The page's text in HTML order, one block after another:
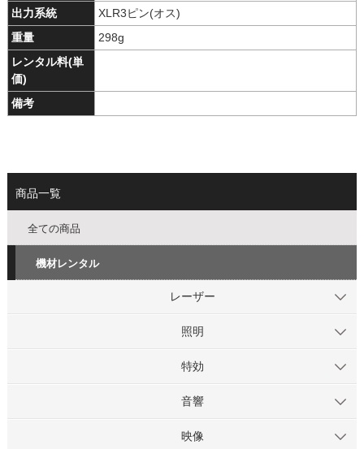
出力系統
XLR3ピン(オス)
重量
298g
レンタル料(単
価)
備考
商品一覧
全ての商品
機材レンタル
レーザー
照明
特効
音響
映像